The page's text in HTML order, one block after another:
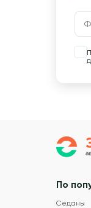
По
Седаны